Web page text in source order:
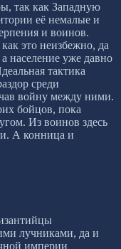
так как Западную
её немалые и
и воинов.
это неизбежно, да
население уже давно
тактика
среди
войну между ними.
бойцов, пока
Из воинов здесь
А конница и
лучниками, да и
империи